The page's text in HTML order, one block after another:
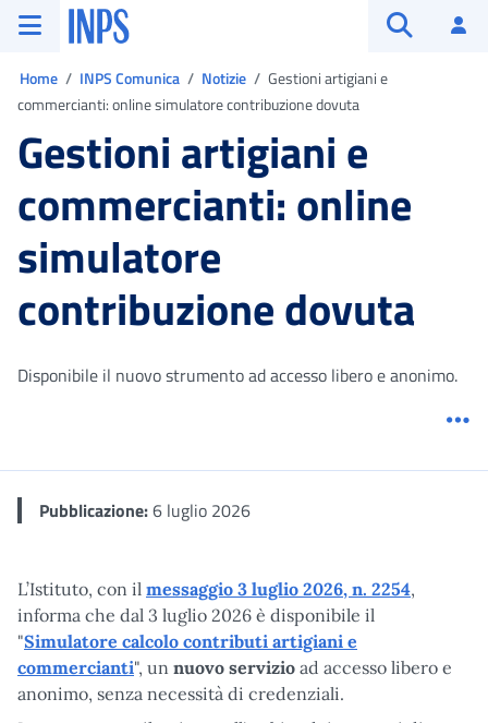
Vai al menu principale
Vai al contenuto principale
Vai al pie' di pagina
INPS ()
Home INPS Comunica Notizie
Gestioni artigiani e
commercianti: online simulatore contribuzione dovuta
Gestioni artigiani e
commercianti: online
simulatore
contribuzione dovuta
Disponibile il nuovo strumento ad accesso libero e anonimo.
Pubblicazione:6 luglio 2026
L’Istituto, con il messaggio 3 luglio 2026, n. 2254,
informa che dal 3 luglio 2026 è disponibile il
"Simulatore calcolo contributi artigiani e
commercianti", un nuovo servizio ad accesso libero e
anonimo, senza necessità di credenziali.